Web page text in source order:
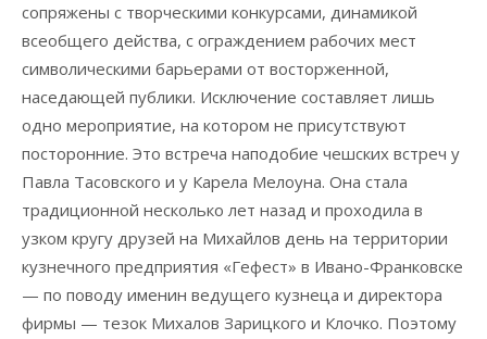
сопряжены с творческими конкурсами, динамикой
всеобщего действа, с ограждением рабочих мест
символическими барьерами от восторженной,
наседающей публики. Исключение составляет лишь
одно мероприятие, на котором не присутствуют
посторонние. Это встреча наподобие чешских встреч у
Павла Тасовского и у Карела Мелоуна. Она стала
традиционной несколько лет назад и проходила в
узком кругу друзей на Михайлов день на территории
кузнечного предприятия «Гефест» в Ивано-Франковске
— по поводу именин ведущего кузнеца и директора
фирмы — тезок Михалов Зарицкого и Клочко. Поэтому